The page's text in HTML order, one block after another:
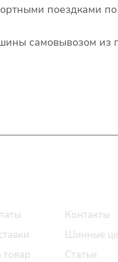
поездками
самовывозом из
товар
Контакты
Шинные
Статьи